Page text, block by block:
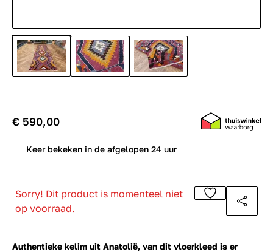
Authentieke kelim uit Anatolië, van dit vloerkleed is er
€ 590,00
Keer bekeken in de afgelopen 24 uur
Sorry! Dit product is momenteel niet
op voorraad.